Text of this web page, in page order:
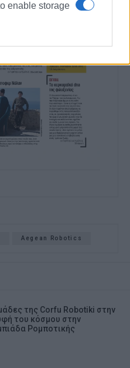
enable storage
enable storage
and fraud
protection.
Aegean Robotics
της Corfu Robotiki στην
του κόσμου στην
Ρομποτικής